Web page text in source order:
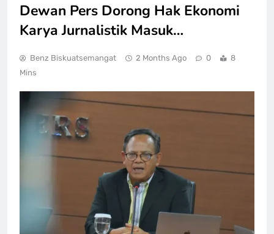
Dewan Pers Dorong Hak Ekonomi
Karya Jurnalistik Masuk…
Benz Biskuatsemangat 2 Months Ago 0
8
Mins